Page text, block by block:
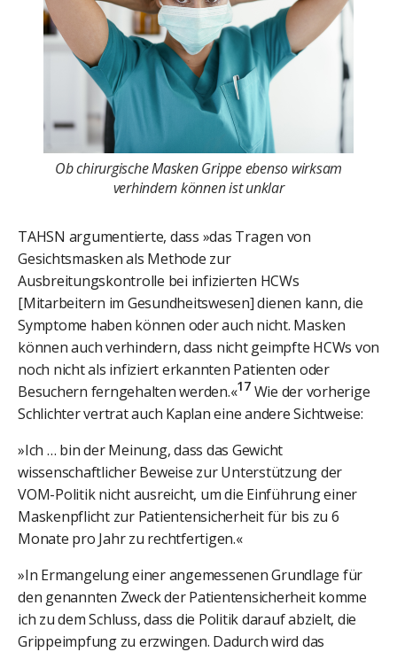
Ob chirurgische Masken Grippe ebenso wirksam
verhindern können ist unklar
TAHSN argumentierte, dass »das Tragen von
Gesichtsmasken als Methode zur
Ausbreitungskontrolle bei infizierten HCWs
[Mitarbeitern im Gesundheitswesen] dienen kann, die
Symptome haben können oder auch nicht. Masken
können auch verhindern, dass nicht geimpfte HCWs von
noch nicht als infiziert erkannten Patienten oder
Besuchern ferngehalten werden.«17Wie der vorherige
Schlichter vertrat auch Kaplan eine andere Sichtweise:
»Ich … bin der Meinung, dass das Gewicht
wissenschaftlicher Beweise zur Unterstützung der
VOM-Politik nicht ausreicht, um die Einführung einer
Maskenpflicht zur Patientensicherheit für bis zu 6
Monate pro Jahr zu rechtfertigen.«
»In Ermangelung einer angemessenen Grundlage für
den genannten Zweck der Patientensicherheit komme
ich zu dem Schluss, dass die Politik darauf abzielt, die
Grippeimpfung zu erzwingen. Dadurch wird das